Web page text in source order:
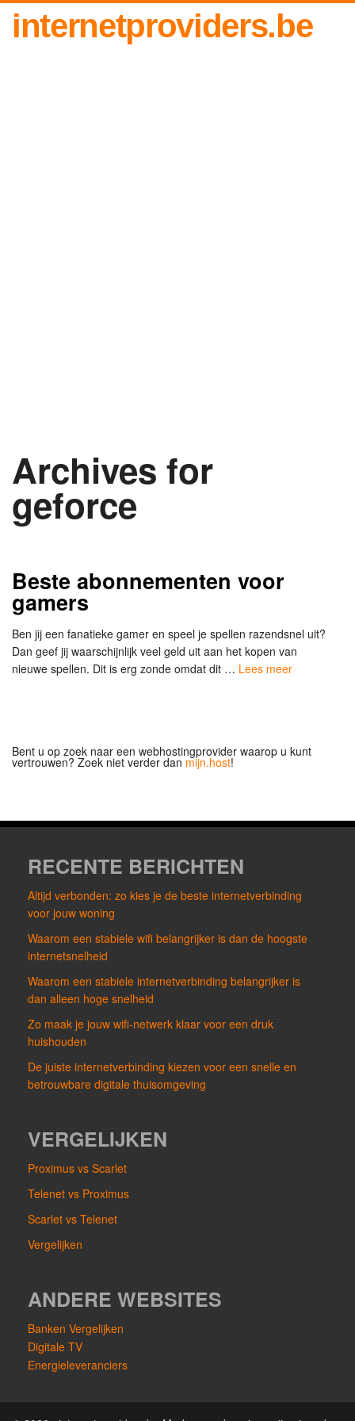
internetproviders.be
Archives for
geforce
Beste abonnementen voor
gamers
Ben jij een fanatieke gamer en speel je spellen razendsnel uit?
Dan geef jij waarschijnlijk veel geld uit aan het kopen van
nieuwe spellen. Dit is erg zonde omdat dit … Lees meer
Bent u op zoek naar een webhostingprovider waarop u kunt
vertrouwen? Zoek niet verder dan mijn.host!
RECENTE BERICHTEN
Altijd verbonden: zo kies je de beste internetverbinding
voor jouw woning
Waarom een stabiele wifi belangrijker is dan de hoogste
internetsnelheid
Waarom een stabiele internetverbinding belangrijker is
dan alleen hoge snelheid
Zo maak je jouw wifi-netwerk klaar voor een druk
huishouden
De juiste internetverbinding kiezen voor een snelle en
betrouwbare digitale thuisomgeving
VERGELIJKEN
Proximus vs Scarlet
Telenet vs Proximus
Scarlet vs Telenet
Vergelijken
ANDERE WEBSITES
Banken Vergelijken
Digitale TV
Energieleveranciers